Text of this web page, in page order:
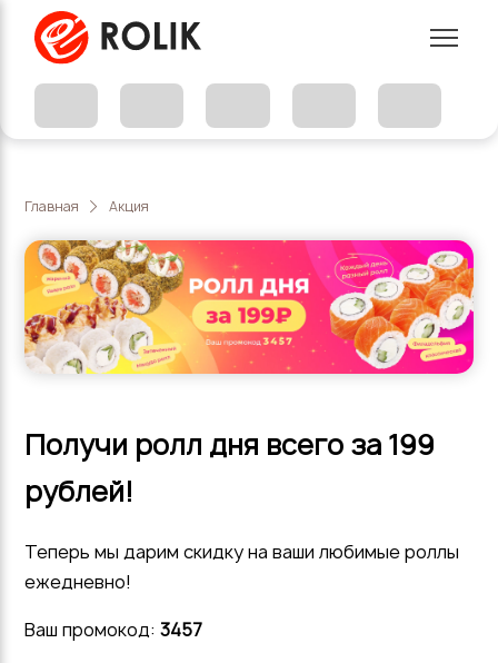
Главная Акция
Получи ролл дня всего за 199
рублей!
Теперь мы дарим скидку на ваши любимые роллы
ежедневно!
Ваш промокод:3457